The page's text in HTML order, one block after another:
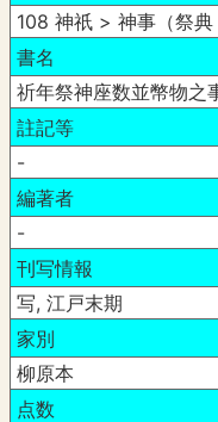
108 神祇 > 神事（祭典
書名
祈年祭神座数並幣物之
註記等
-
編著者
-
刊写情報
写, 江戸末期
家別
柳原本
点数